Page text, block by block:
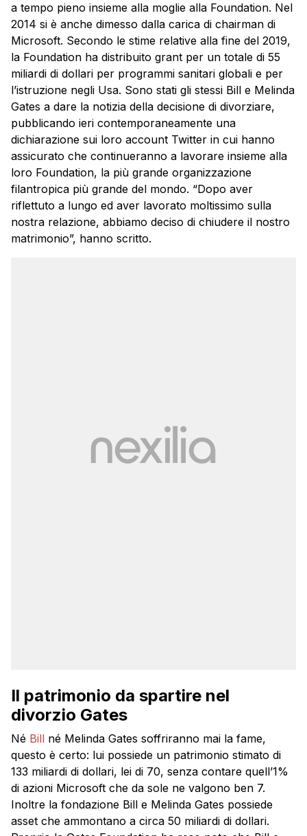
a tempo pieno insieme alla moglie alla Foundation. Nel
2014 si è anche dimesso dalla carica di chairman di
Microsoft. Secondo le stime relative alla fine del 2019,
la Foundation ha distribuito grant per un totale di 55
miliardi di dollari per programmi sanitari globali e per
l’istruzione negli Usa. Sono stati gli stessi Bill e Melinda
Gates a dare la notizia della decisione di divorziare,
pubblicando ieri contemporaneamente una
dichiarazione sui loro account Twitter in cui hanno
assicurato che continueranno a lavorare insieme alla
loro Foundation, la più grande organizzazione
filantropica più grande del mondo. “Dopo aver
riflettuto a lungo ed aver lavorato moltissimo sulla
nostra relazione, abbiamo deciso di chiudere il nostro
matrimonio”, hanno scritto.
Il patrimonio da spartire nel
divorzio Gates
Né Bill né Melinda Gates soffriranno mai la fame,
questo è certo: lui possiede un patrimonio stimato di
133 miliardi di dollari, lei di 70, senza contare quell’1%
di azioni Microsoft che da sole ne valgono ben 7.
Inoltre la fondazione Bill e Melinda Gates possiede
asset che ammontano a circa 50 miliardi di dollari.